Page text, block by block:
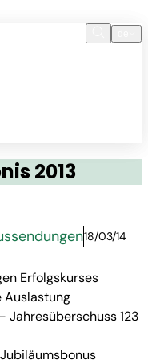
2013
18/03/14
Erfolgskurses
Auslastung
Jahresüberschuss 123